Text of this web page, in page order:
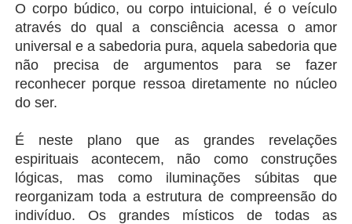
O corpo búdico, ou corpo intuicional, é o veículo
através do qual a consciência acessa o amor
universal e a sabedoria pura, aquela sabedoria que
não precisa de argumentos para se fazer
reconhecer porque ressoa diretamente no núcleo
do ser.
É neste plano que as grandes revelações
espirituais acontecem, não como construções
lógicas, mas como iluminações súbitas que
reorganizam toda a estrutura de compreensão do
indivíduo. Os grandes místicos de todas as